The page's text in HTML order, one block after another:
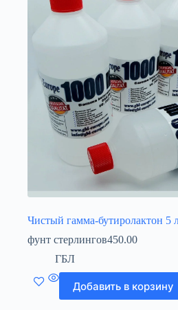
Чистый гамма-бутиролактон 5
фунт стерлингов450.00
ГБЛ
Добавить в корзину